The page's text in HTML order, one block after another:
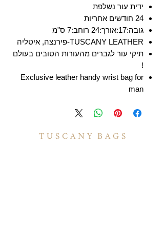
ידית עור נשלפת
24 חודשים אחריות
גובה:17:אורך:24 רוחב:7 ס"מ
TUSCANY LEATHER-פירנצה, איטליה
תיקי עור לגברים מהעורות הטובים בעולם
!
Exclusive leather handy wrist bag for
man
T U S C A N Y B A G S